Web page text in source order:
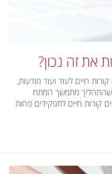
את זה נכון?
חיים לעוד ועוד מודעות,
שהתהליך מתמשך המתח
קורות חיים לתפקידים פחות